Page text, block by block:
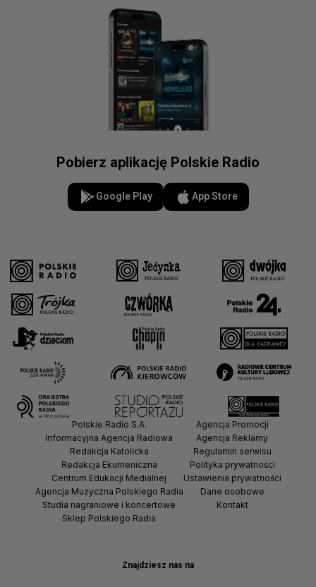
Pobierz aplikację Polskie Radio
Google Play App Store
Znajdziesz nas na
Polskie Radio S.A.
Informacyjna Agencja Radiowa
Redakcja Katolicka
Redakcja Ekumeniczna
Centrum Edukacji Medialnej
Agencja Muzyczna Polskiego Radia
Studia nagraniowe i koncertowe
Sklep Polskiego Radia
Agencja Promocji
Agencja Reklamy
Regulamin serwisu
Polityka prywatności
Ustawienia prywatności
Dane osobowe
Kontakt